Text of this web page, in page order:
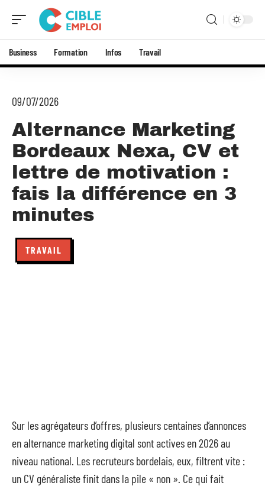
Business Formation Infos Travail
09/07/2026
Alternance Marketing
Bordeaux Nexa, CV et
lettre de motivation :
fais la différence en 3
minutes
TRAVAIL
Sur les agrégateurs d’offres, plusieurs centaines d’annonces
en alternance marketing digital sont actives en 2026 au
niveau national. Les recruteurs bordelais, eux, filtrent vite :
un CV généraliste finit dans la pile « non ». Ce qui fait